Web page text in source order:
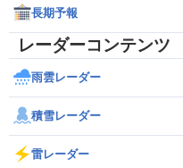
長期予報
レーダーコンテンツ
雨雲レーダー
積雪レーダー
雷レーダー